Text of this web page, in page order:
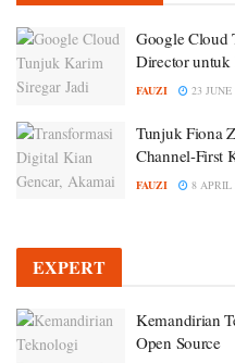
Google Cloud
Director untuk
FAUZI 23 JUNE
Tunjuk Fiona
Channel-First
FAUZI 8 APRIL
EXPERT
Kemandirian
Open Source